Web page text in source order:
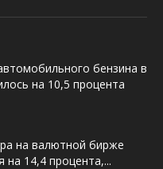
бензина в
на 10,5 процента
на валютной бирже
на 14,4 процента,...